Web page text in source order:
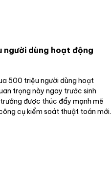
người dùng hoạt động
500 triệu người dùng hoạt
trọng này ngay trước sinh
được thúc đẩy mạnh mẽ
cụ kiểm soát thuật toán mới.